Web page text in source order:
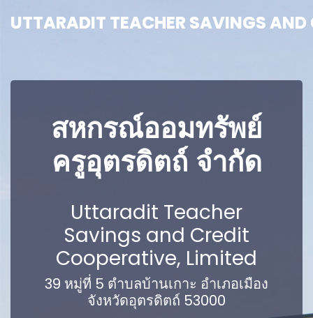
UTTARADIT TEACHER SAVINGS AND
สหกรณ์ออมทรัพย์
ครูอุตรดิตถ์ จำกัด
Uttaradit Teacher
Savings and Credit
Cooperative, Limited
39 หมู่ที่ 5 ตำบลบ้านเกาะ อำเภอเมือง
จังหวัดอุตรดิตถ์ 53000
UTTARADIT TEACHER SAVINGS AND